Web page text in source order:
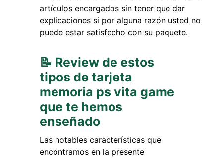
artículos encargados sin tener que dar
explicaciones si por alguna razón usted no
puede estar satisfecho con su paquete.
📝 Review de estos
tipos de tarjeta
memoria ps vita game
que te hemos
enseñado
Las notables características que
encontramos en la presente